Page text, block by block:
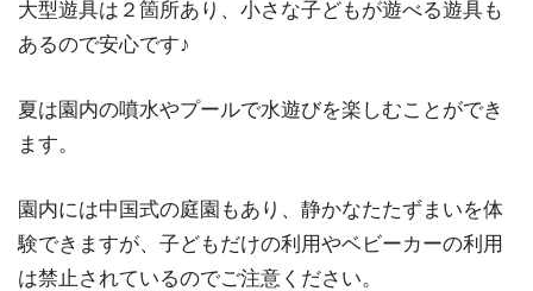
大型遊具は２箇所あり、小さな子どもが遊べる遊具も
あるので安心です♪
夏は園内の噴水やプールで水遊びを楽しむことができ
ます。
園内には中国式の庭園もあり、静かなたたずまいを体
験できますが、子どもだけの利用やベビーカーの利用
は禁止されているのでご注意ください。